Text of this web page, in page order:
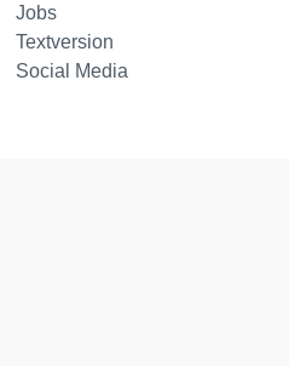
Jobs
Textversion
Social Media